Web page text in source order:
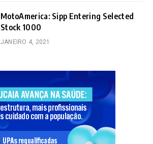
MotoAmerica: Sipp Entering Selected
Stock 1000
JANEIRO 4, 2021